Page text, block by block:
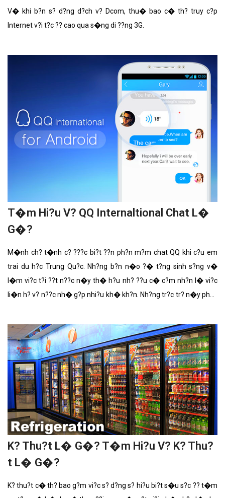
V� khi b?n s? d?ng d?ch v? Dcom, thu� bao c� th? truy c?p
Internet v?i t?c ?? cao qua s�ng di ??ng 3G.
T�m Hi?u V? QQ Internaltional Chat L�
G�?
M�nh ch? t�nh c? ???c bi?t ??n ph?n m?m chat QQ khi c?u em
trai du h?c Trung Qu?c. Nh?ng b?n n�o ?� t?ng sinh s?ng v�
l�m vi?c t?i ??t n??c n�y th� h?u nh? ??u c� c?m nh?n l� vi?c
li�n h? v? n??c nh� g?p nhi?u kh� kh?n. Nh?ng tr?c tr? n�y ph?n
c�c nh� ph�t tri?n ph?n m?m c?a Trung Qu?c.
K? Thu?t L� G�? T�m Hi?u V? K? Thu?
t L� G�?
K? thu?t c� th? bao g?m vi?c s? d?ng s? hi?u bi?t s�u s?c ?? t�m